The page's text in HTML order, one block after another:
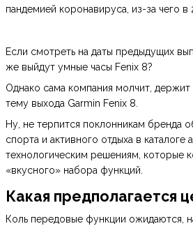
пандемией коронавируса, из-за чего
Если смотреть на даты предыдущих
же выйдут умные часы Fenix 8?
Однако сама компания молчит,
тему выхода Garmin Fenix 8.
Ну, не терпится поклонникам бренда
спорта и активного отдыха в
технологическим решениям, которые
«вкусного» набора функций.
Какая предполагается
Коль передовые функции ожидаются,